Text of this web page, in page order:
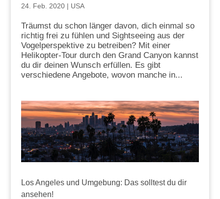
24. Feb. 2020| USA
Träumst du schon länger davon, dich einmal so
richtig frei zu fühlen und Sightseeing aus der
Vogelperspektive zu betreiben? Mit einer
Helikopter-Tour durch den Grand Canyon kannst
du dir deinen Wunsch erfüllen. Es gibt
verschiedene Angebote, wovon manche in...
Los Angeles und Umgebung: Das solltest du dir
ansehen!